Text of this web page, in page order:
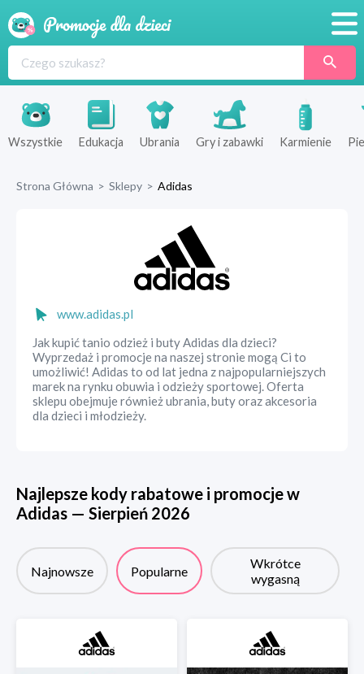
Produkty
Sklepy
Wszystkie Edukacja Ubrania Gry i zabawki Karmienie
Strona Główna > Sklepy > Adidas
www.adidas.pl
Jak kupić tanio odzież i buty Adidas dla dzieci?
Wyprzedaż i promocje na naszej stronie mogą Ci to
umożliwić! Adidas to od lat jedna z najpopularniejszych
marek na rynku obuwia i odzieży sportowej. Oferta
sklepu obejmuje również ubrania, buty oraz akcesoria
dla dzieci i młodzieży.
Najlepsze kody rabatowe i promocje w
Adidas — Sierpień 2026
Najnowsze Popularne
Wkrótce
wygasną